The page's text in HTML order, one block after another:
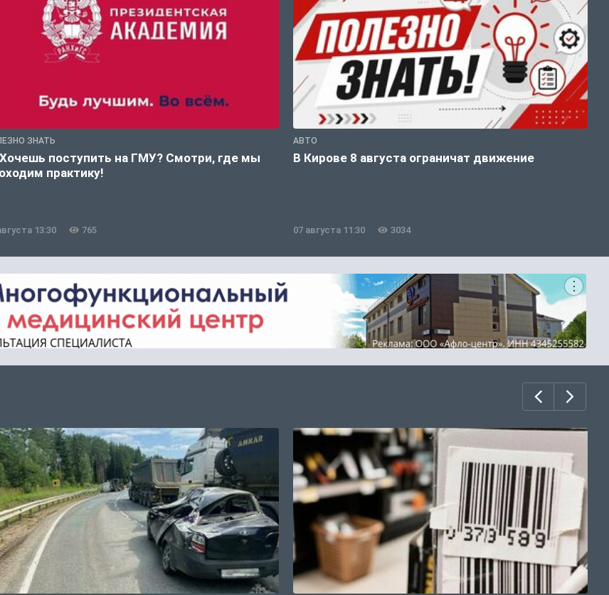
ЗНАТЬ
поступить на ГМУ? Смотри, где мы
практику!
13:30 765
АВТО
В Кирове 8 августа ограничат движение
07 августа 11:30 3034